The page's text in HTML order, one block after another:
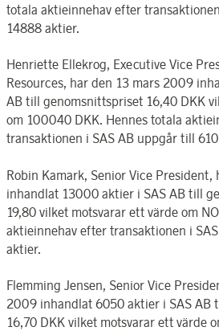
totala aktieinnehav efter
14888 aktier.
Henriette Ellekrog, Executive Vice
Resources, har den 13 mars 2009
AB till genomsnittspriset 16,40 DKK
om 100040 DKK. Hennes totala
transaktionen i SAS AB uppgår till
Robin Kamark, Senior Vice
inhandlat 13000 aktier i SAS AB till
19,80 vilket motsvarar ett värde om
aktieinnehav efter transaktionen i
aktier.
Flemming Jensen, Senior Vice
2009 inhandlat 6050 aktier i SAS AB
16,70 DKK vilket motsvarar ett värde